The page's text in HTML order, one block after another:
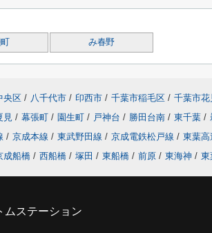
み春野
央区 / 八千代市 / 印西市 / 千葉市稲毛区 / 千葉市花
見 / 幕張町 / 園生町 / 戸神台 / 勝田台南 / 東千葉 /
/ 京成本線 / 東武野田線 / 京成電鉄松戸線 / 東葉高
成船橋 / 西船橋 / 塚田 / 東船橋 / 前原 / 東海神 / 東
ムステーション